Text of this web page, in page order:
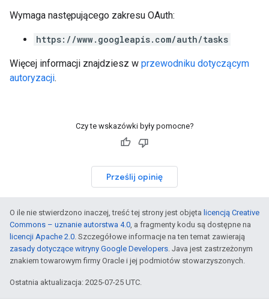
Wymaga następującego zakresu OAuth:
https://www.googleapis.com/auth/tasks
Więcej informacji znajdziesz w przewodniku dotyczącym
autoryzacji.
Czy te wskazówki były pomocne?
Prześlij opinię
O ile nie stwierdzono inaczej, treść tej strony jest objęta licencją Creative
Commons – uznanie autorstwa 4.0, a fragmenty kodu są dostępne na
licencji Apache 2.0. Szczegółowe informacje na ten temat zawierają
zasady dotyczące witryny Google Developers. Java jest zastrzeżonym
znakiem towarowym firmy Oracle i jej podmiotów stowarzyszonych.
Ostatnia aktualizacja: 2025-07-25 UTC.